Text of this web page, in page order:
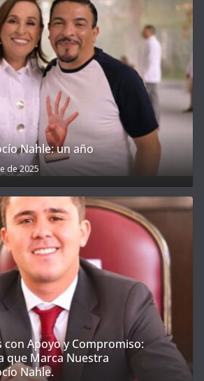
Nahle: un año
de 2025
con Apoyo y Compromiso:
que Marca Nuestra
Nahle.